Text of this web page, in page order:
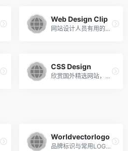
Web Design Clip
网站设计人员有用的网站! 它是网页设计的剪辑和链接的集合, 在网页设计制作中对网页设计师很有帮助。
CSS Design
欣赏国外精选网站，提交您的作品到世界上最好的CSS奖项
Worldvectorlogo
品牌标识与常用LOGO的海量资源下载